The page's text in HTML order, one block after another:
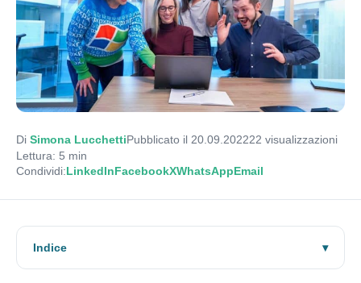
Di Simona LucchettiPubblicato il 20.09.202222 visualizzazioni
Lettura: 5 min
Condividi: LinkedIn FacebookXWhatsApp Email
Indice